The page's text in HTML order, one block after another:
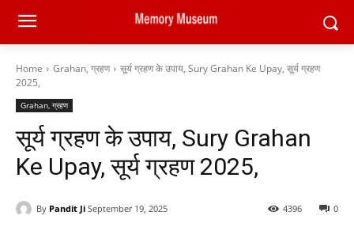
Home Grahan, ग्रहण
सूर्य ग्रहण के उपाय, Sury Grahan Ke Upay, सूर्य ग्रहण
2025,
Grahan, ग्रहण
सूर्य ग्रहण के उपाय, Sury Grahan
Ke Upay, सूर्य ग्रहण 2025,
By Pandit Ji September 19, 2025 0
4396